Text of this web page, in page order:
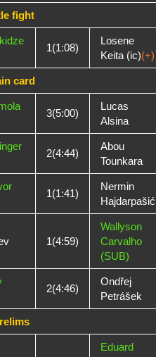
fight
1(1:08)
Losene
Keita (ic)(+)
card
3(5:00)
Lucas
Alsina
2(4:44)
Abou
Tounkara
1(1:41)
Nermin
Hajdarpašić
1(4:59)
Wallyson
Carvalho
(SUB)
2(4:46)
Ondřej
Petrášek
Eduard